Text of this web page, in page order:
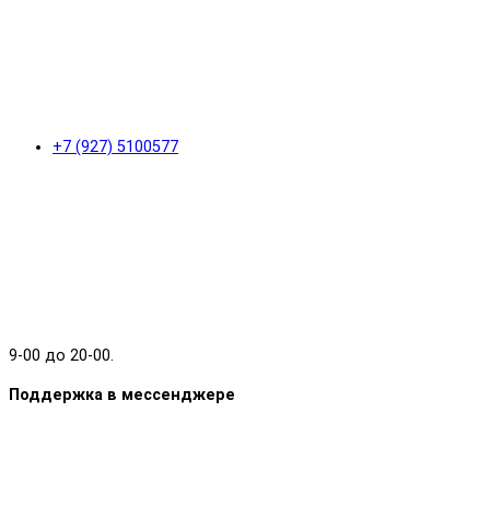
+7 (927) 5100577
9-00 до 20-00.
Поддержка в мессенджере